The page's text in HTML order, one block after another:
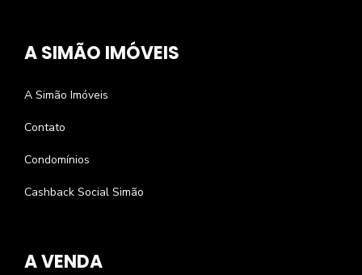
A SIMÃO IMÓVEIS
A Simão Imóveis
Contato
Condomínios
Cashback Social Simão
A VENDA